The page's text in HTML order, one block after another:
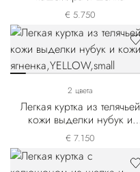
€ 5.750
2 цвета
Легкая куртка из телячьей
кожи выделки нубук и
кожи ягненка
€ 7.150